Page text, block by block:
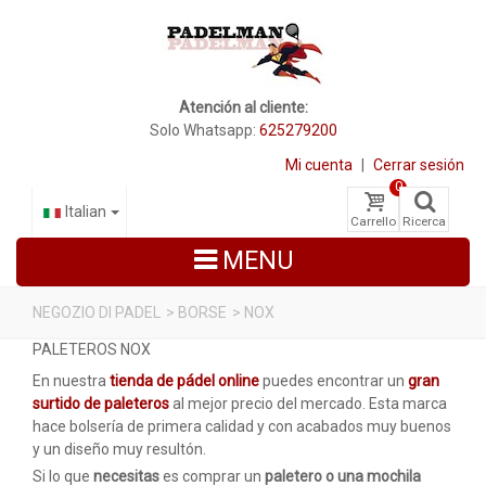
Atención al cliente:
Solo Whatsapp: 625279200
Mi cuenta Cerrar sesión
Carrello
0
Ricerca
Italian
MENU
RACCHETTE DA PADEL
SCARPE PADEL
BORSE
NEGOZIO DI PADEL > BORSE > NOX
PALETEROS NOX
En nuestratienda de pádel onlinepuedes encontrar un gran
surtido de paleterosal mejor precio del mercado. Esta marca
hace bolsería de primera calidad y con acabados muy buenos
y un diseño muy resultón.
Si lo que necesitases comprar un paletero o una mochila